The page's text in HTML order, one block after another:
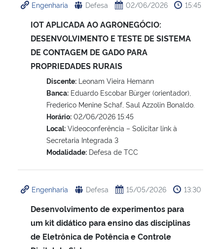
Engenharia Defesa 02/06/2026 15:45
IOT APLICADA AO AGRONEGÓCIO:
DESENVOLVIMENTO E TESTE DE SISTEMA
DE CONTAGEM DE GADO PARA
PROPRIEDADES RURAIS
Discente: Leonam Vieira Hemann
Banca: Eduardo Escobar Bürger (orientador),
Frederico Menine Schaf, Saul Azzolin Bonaldo.
Horário: 02/06/2026 15:45
Local: Videoconferência – Solicitar link à
Secretaria Integrada 3
Modalidade: Defesa de TCC
Engenharia Defesa 15/05/2026 13:30
Desenvolvimento de experimentos para
um kit didático para ensino das disciplinas
de Eletrônica de Potência e Controle